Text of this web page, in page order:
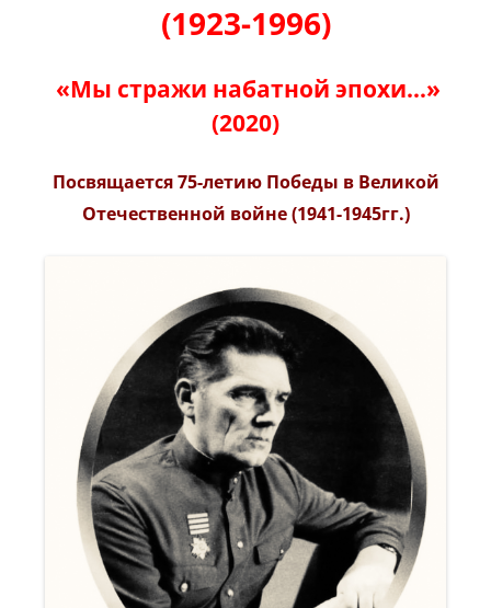
(1923-1996)
«Мы стражи набатной эпохи…»
(2020)
Посвящается 75-летию Победы в Великой
Отечественной войне (1941-1945гг.)